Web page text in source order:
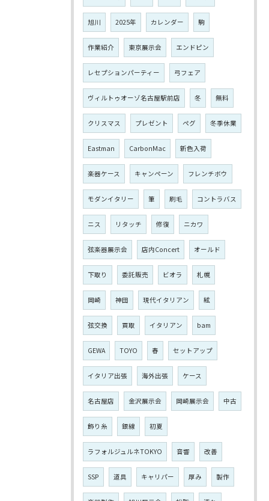
旭川 2025年 カレンダー 駒
作業紹介 東京展示会 エンドピン
レセプションパーティー 弓フェア
ヴィルトゥオーゾ名古屋駅前店 冬 無料
クリスマス プレゼント ペグ 冬季休業
Eastman CarbonMac 新色入荷
楽器ケース キャンペーン フレンチボウ
モダンイタリー 筆 刷毛 コントラバス
ニス リタッチ 修復 ニカワ
弦楽器展示会 店内Concert オールド
下取り 委託販売 ビオラ 札幌
岡崎 神田 現代イタリアン 絃
弦交換 買取 イタリアン bam
GEWA TOYO 春 セットアップ
イタリア出張 海外出張 ケース
名古屋店 金沢展示会 岡崎展示会 中古
飾り糸 銀線 初夏
ラフォルジュルネTOKYO 音響 改善
SSP 道具 キャリパー 厚み 製作